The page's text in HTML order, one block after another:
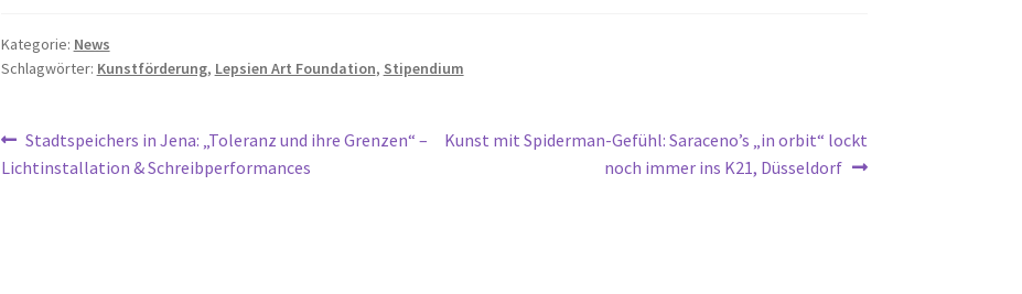
Kategorie: News
Schlagwörter: Kunstförderung, Lepsien Art Foundation, Stipendium
Beitragsnavigation
Vorheriger
Beitrag:
Stadtspeichers in Jena: „Toleranz und ihre Grenzen“ –
Lichtinstallation & Schreibperformances
Nächster
Kunst mit Spiderman-Gefühl: Saraceno’s „in orbit“ lockt
noch immer ins K21, Düsseldorf